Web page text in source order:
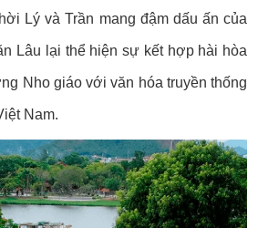
Lý và Trần mang đậm dấu ấn của
Lâu lại thể hiện sự kết hợp hài hòa
Nho giáo với văn hóa truyền thống
Nam.